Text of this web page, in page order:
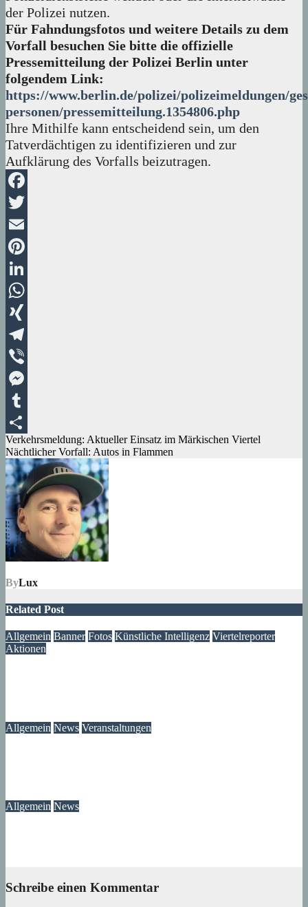
der Polizei nutzen.
Für Fahndungsfotos und weitere Details zu dem
Vorfall besuchen Sie bitte die offizielle
Pressemitteilung der Polizei Berlin unter
folgendem Link:
https://www.berlin.de/polizei/polizeimeldungen/
personen/pressemitteilung.1354806.php
Ihre Mithilfe kann entscheidend sein, um den
Tatverdächtigen zu identifizieren und zur
Aufklärung des Vorfalls beizutragen.
Facebook
Twitter
Email
Pinterest
LinkedIn
WhatsApp
XING
Telegram
Viber
Messenger
Tumblr
Teilen
Beitragsnavigation
Verkehrsmeldung: Aktueller Einsatz im Märkischen Viertel
Nächtlicher Vorfall: Autos in Flammen
ByLux
Related Post
Allgemein Banner Fotos Künstliche Intelligenz Viertelreporter
Aktionen
Allgemein News Veranstaltungen
Allgemein News
Schreibe einen Kommentar